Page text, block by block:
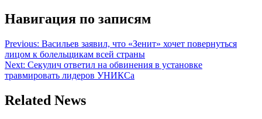
Навигация по записям
Previous: Васильев заявил, что «Зенит» хочет повернуться
лицом к болельщикам всей страны
Next: Секулич ответил на обвинения в установке
травмировать лидеров УНИКСа
Related News